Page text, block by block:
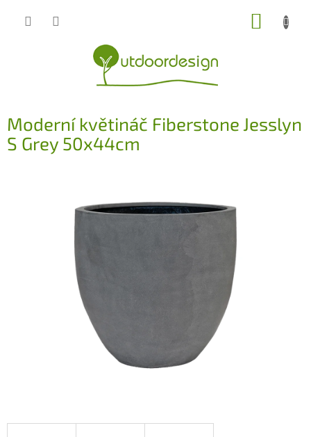
Moderní květináč Fiberstone Jesslyn
S Grey 50x44cm